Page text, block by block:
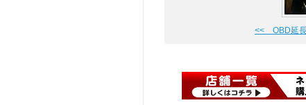
<< OBD延